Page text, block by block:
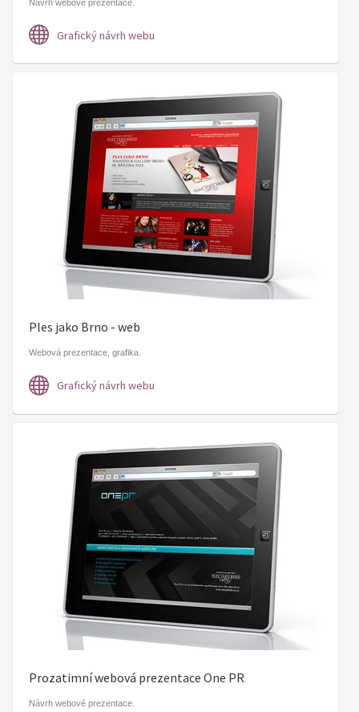
Návrh webové prezentace.
Grafický návrh webu
Ples jako Brno - web
Webová prezentace, grafika.
Grafický návrh webu
Prozatimní webová prezentace One PR
Návrh webové prezentace.